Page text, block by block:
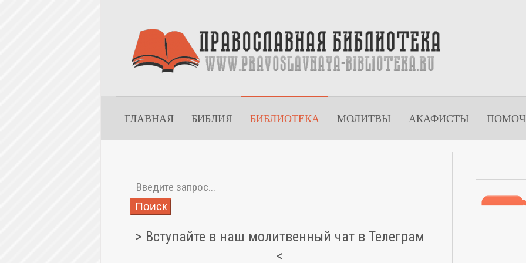
ГЛАВНАЯ БИБЛИЯ БИБЛИОТЕКА МОЛИТВЫ АКАФИСТЫ
Поиск
> Вступайте в наш молитвенный чат в Телеграм
<